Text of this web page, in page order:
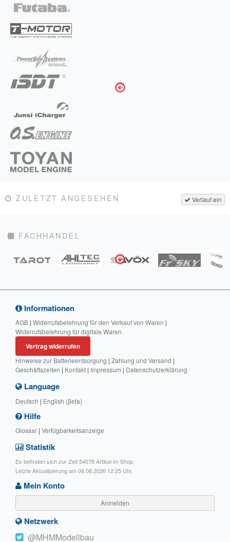
Verlauf ein
ZULETZT ANGESEHEN
FACHHANDEL
Informationen
AGB | Widerrufsbelehrung für den Verkauf von Waren |
Widerrufsbelehrung für digitale Waren
Vertrag widerrufen
Hinweise zur Batterieentsorgung | Zahlung und Versand |
Geschäftszeiten | Kontakt | Impressum | Datenschutzerklärung
Language
Deutsch | English (βeta)
Hilfe
Glossar | Verfügbarkeitsanzeige
Statistik
Es befinden sich zur Zeit 54078 Artikel im Shop.
Letzte Aktualisierung am 06.08.2026 12:25 Uhr.
Mein Konto
Anmelden
Netzwerk
@MHMModellbau